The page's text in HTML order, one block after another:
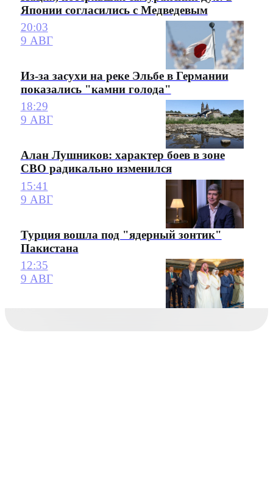
Японии согласились с Медведевым
20:03
9 АВГ
Из-за засухи на реке Эльбе в Германии
показались "камни голода"
18:29
9 АВГ
Алан Лушников: характер боев в зоне
СВО радикально изменился
15:41
9 АВГ
Турция вошла под "ядерный зонтик"
Пакистана
12:35
9 АВГ